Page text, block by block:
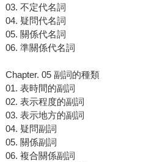
03. 不定代名詞
04. 疑問代名詞
05. 關係代名詞
06. 準關係代名詞
Chapter. 05 副詞的種類
01. 表時間的副詞
02. 表示程度的副詞
03. 表示地方的副詞
04. 疑問副詞
05. 關係副詞
06. 複合關係副詞